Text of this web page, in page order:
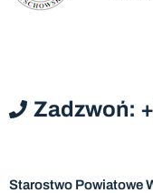
Zadzwoń:
Starostwo Powiatowe